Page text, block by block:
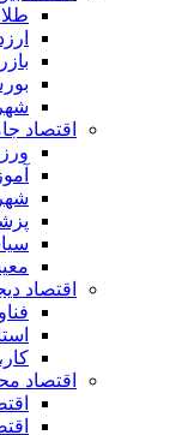
اقتصاد
اقتصاد
اقتصاد